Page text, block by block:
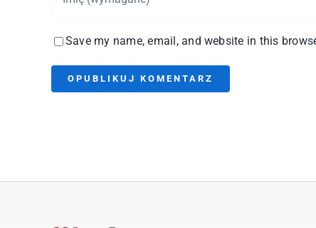
Save my name, email, and website in this